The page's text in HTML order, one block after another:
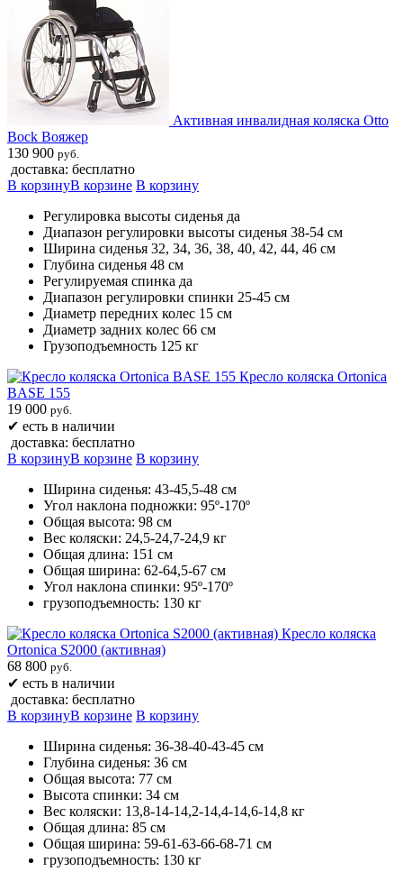
Активная инвалидная коляска Otto
Bock Вояжер
130 900 руб.
доставка: бесплатно
В корзинуВ корзине В корзину
Регулировка высоты сиденья да
Диапазон регулировки высоты сиденья 38-54 см
Ширина сиденья 32, 34, 36, 38, 40, 42, 44, 46 см
Глубина сиденья 48 см
Регулируемая спинка да
Диапазон регулировки спинки 25-45 см
Диаметр передних колес 15 см
Диаметр задних колес 66 см
Грузоподъемность 125 кг
Кресло коляска Ortonica
BASE 155
19 000 руб.
✔ есть в наличии
доставка: бесплатно
В корзинуВ корзине В корзину
Ширина сиденья: 43-45,5-48 cм
Угол наклона подножки: 95º-170º
Общая высота: 98 см
Вес коляски: 24,5-24,7-24,9 кг
Общая длина: 151 cм
Общая ширина: 62-64,5-67 cм
Угол наклона спинки: 95º-170º
грузоподъемность: 130 кг
Кресло коляска
Ortonica S2000 (активная)
68 800 руб.
✔ есть в наличии
доставка: бесплатно
В корзинуВ корзине В корзину
Ширина сиденья: 36-38-40-43-45 см
Глубина сиденья: 36 см
Общая высота: 77 см
Высота спинки: 34 см
Вес коляски: 13,8-14-14,2-14,4-14,6-14,8 кг
Общая длина: 85 см
Общая ширина: 59-61-63-66-68-71 см
грузоподъемность: 130 кг